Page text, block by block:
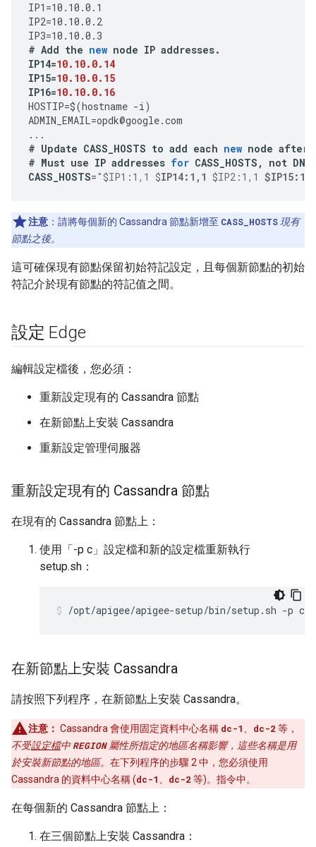
IP1 =10.10.0.1
IP2=10.10.0.2
IP3=10.10.0.3
# Add the new node IP addresses.
IP14=10.10.0.14
IP15=10.10.0.15
IP16=10.10.0.16
HOSTIP=$(hostname -i)
ADMIN_EMAIL=opdk@google.com
...
# Update CASS_HOSTS to add each new node after
# Must use IP addresses for CASS_HOSTS , not DNS
CASS_HOSTS="$IP1:1,1 $IP14:1,1 $IP2:1,1 $IP15:1,1
注意 ：請將每個新的 Cassandra 節點新增至 CASS_HOSTS現有
節點之後。
這可確保現有節點保留初始符記設定，且每個新節點的初始
符記介於現有節點的符記值之間。
設定 Edge
編輯設定檔後，您必須：
重新設定現有的 Cassandra 節點
在新節點上安裝 Cassandra
重新設定管理伺服器
重新設定現有的 Cassandra 節點
在現有的 Cassandra 節點上：
使用「-p c」設定檔和新的設定檔重新執行
setup.sh：
/opt/apigee/apigee-setup/bin/setup.sh -p
在新節點上安裝 Cassandra
請按照下列程序，在新節點上安裝 Cassandra。
注意： Cassandra 會使用固定資料中心名稱 dc-1 dc-2等，
不受設定檔中REGION屬性所指定的地區名稱影響，這些名稱是用
於安裝新節點的地區。 在下列程序的步驟 2 中，您必須使用
Cassandra 的資料中心名稱 (dc-1 dc-2等)。指令中。
在每個新的 Cassandra 節點上：
在三個節點上安裝 Cassandra：